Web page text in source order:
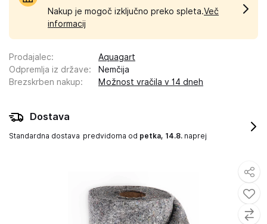
Nakup je mogoč izključno preko spleta.Več
informacij
Prodajalec:
Aquagart
Odpremlja iz države:
Nemčija
Brezskrben nakup: Možnost vračila v 14 dneh
Dostava
Standardna dostava predvidoma od petka, 14.8. naprej